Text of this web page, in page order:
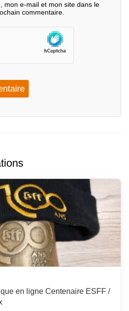
mon e-mail et mon site dans le
commentaire.
en ligne Centenaire ESFF /